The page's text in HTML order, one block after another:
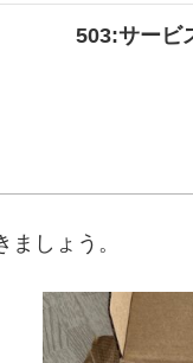
503:サービ
しょう。